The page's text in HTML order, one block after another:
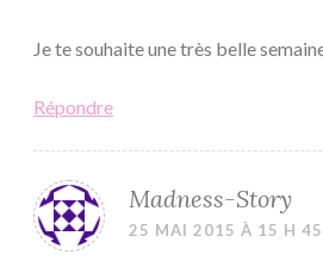
Je te souhaite une très belle
Répondre
Madness-Story
25 MAI 2015 À 15 H